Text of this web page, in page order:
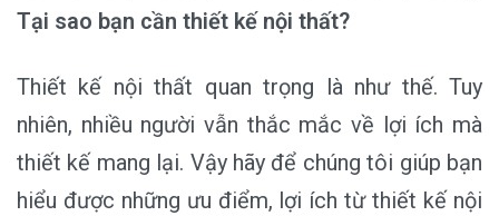
Tại sao bạn cần thiết kế nội thất?
Thiết kế nội thất quan trọng là như thế. Tuy
nhiên, nhiều người vẫn thắc mắc về lợi ích mà
thiết kế mang lại. Vậy hãy để chúng tôi giúp bạn
hiểu được những ưu điểm, lợi ích từ thiết kế nội